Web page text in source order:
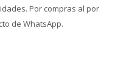
Por compras al por
de WhatsApp.